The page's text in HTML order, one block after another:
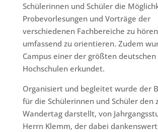
Schülerinnen und Schüler die
Probevorlesungen und Vorträge der
verschiedenen Fachbereiche zu
umfassend zu orientieren. Zudem
Campus einer der größten deutschen
Hochschulen erkundet.
Organisiert und begleitet wurde der
für die Schülerinnen und Schüler den
Wandertag darstellt, von
Herrn Klemm, der dabei